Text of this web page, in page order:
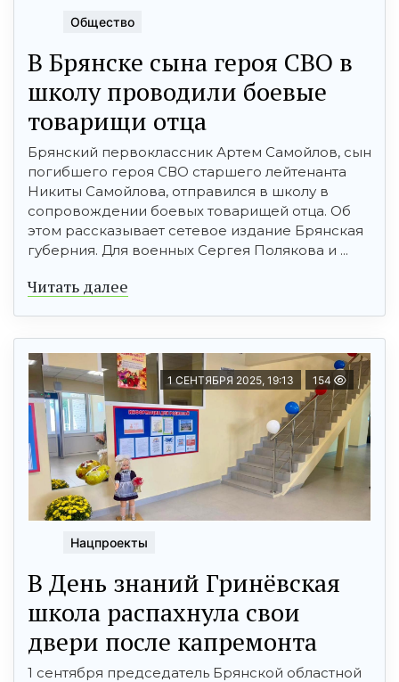
Общество
В Брянске сына героя СВО в
школу проводили боевые
товарищи отца
Брянский первоклассник Артем Самойлов, сын
погибшего героя СВО старшего лейтенанта
Никиты Самойлова, отправился в школу в
сопровождении боевых товарищей отца. Об
этом рассказывает сетевое издание Брянская
губерния. Для военных Сергея Полякова и ...
Читать далее
1 СЕНТЯБРЯ 2025, 19:13 154
Нацпроекты
В День знаний Гринёвская
школа распахнула свои
двери после капремонта
1 сентября председатель Брянской областной